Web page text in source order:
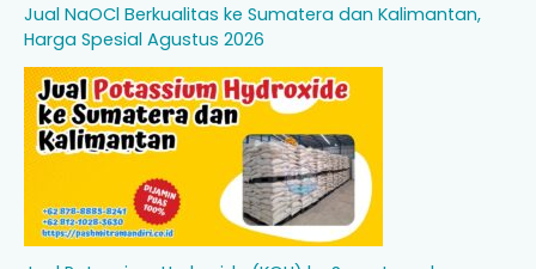
Jual NaOCl Berkualitas ke Sumatera dan Kalimantan,
Harga Spesial Agustus 2026